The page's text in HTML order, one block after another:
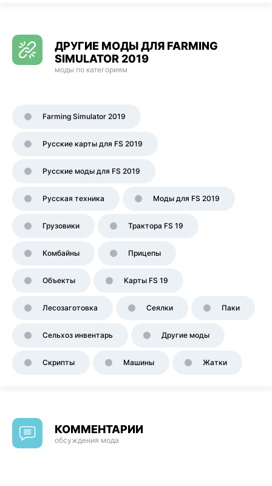
ДРУГИЕ МОДЫ ДЛЯ FARMING
SIMULATOR 2019
моды по категориям
Farming Simulator 2019
Русские карты для FS 2019
Русские моды для FS 2019
Русская техника Моды для FS 2019
Грузовики Трактора FS 19
Комбайны Прицепы
Объекты Карты FS 19
Лесозаготовка Сеялки Паки
Сельхоз инвентарь Другие моды
Скрипты Машины Жатки
КОММЕНТАРИИ
обсуждения мода